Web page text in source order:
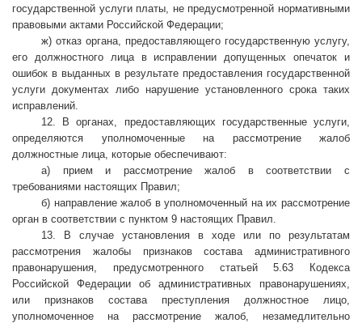
государственной услуги платы, не предусмотренной нормативными
правовыми актами Российской Федерации;
ж) отказ органа, предоставляющего государственную услугу,
его должностного лица в исправлении допущенных опечаток и
ошибок в выданных в результате предоставления государственной
услуги документах либо нарушение установленного срока таких
исправлений.
12. В органах, предоставляющих государственные услуги,
определяются уполномоченные на рассмотрение жалоб
должностные лица, которые обеспечивают:
а) прием и рассмотрение жалоб в соответствии с
требованиями настоящих Правил;
б) направление жалоб в уполномоченный на их рассмотрение
орган в соответствии с пунктом 9 настоящих Правил.
13. В случае установления в ходе или по результатам
рассмотрения жалобы признаков состава административного
правонарушения, предусмотренного статьей 5.63 Кодекса
Российской Федерации об административных правонарушениях,
или признаков состава преступления должностное лицо,
уполномоченное на рассмотрение жалоб, незамедлительно